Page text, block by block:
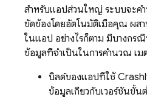
สำหรับแอปส่วนใหญ่ ระบบจะค
ขัดข้องโดยอัตโนมัติเมื่อคุณ ผสา
ในแอป อย่างไรก็ตาม มีบางกร
ข้อมูลที่จำเป็นในการคำนวณ เ
บิลด์ของแอปที่ใช้
ข้อมูลเกี่ยวกับเวอร์ชันขั้น